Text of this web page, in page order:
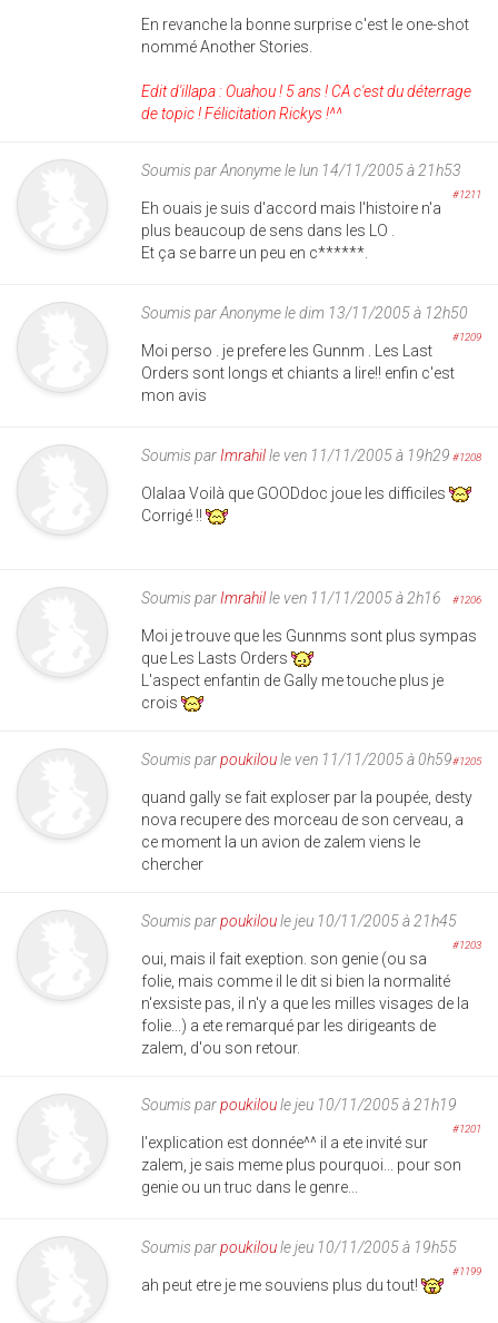
En revanche la bonne surprise c'est le one-shot
nommé Another Stories.
Edit d'illapa : Ouahou ! 5 ans ! CA c'est du déterrage
de topic ! Félicitation Rickys !^^
Soumis parAnonymele lun 14/11/2005 à 21h53
#1211
Eh ouais je suis d'accord mais l'histoire n'a
plus beaucoup de sens dans les LO .
Et ça se barre un peu en c******.
Soumis parAnonymele dim 13/11/2005 à 12h50
#1209
Moi perso . je prefere les Gunnm . Les Last
Orders sont longs et chiants a lire!! enfin c'est
mon avis
Soumis par Imrahille ven 11/11/2005 à 19h29 #1208
Olalaa Voilà que GOODdoc joue les difficiles
Corrigé !!
Soumis par Imrahille ven 11/11/2005 à 2h16 #1206
Moi je trouve que les Gunnms sont plus sympas
que Les Lasts Orders
L'aspect enfantin de Gally me touche plus je
crois
Soumis parpoukiloule ven 11/11/2005 à 0h59#1205
quand gally se fait exploser par la poupée, desty
nova recupere des morceau de son cerveau, a
ce moment la un avion de zalem viens le
chercher
Soumis parpoukiloule jeu 10/11/2005 à 21h45
#1203
oui, mais il fait exeption. son genie (ou sa
folie, mais comme il le dit si bien la normalité
n'exsiste pas, il n'y a que les milles visages de la
folie...) a ete remarqué par les dirigeants de
zalem, d'ou son retour.
Soumis parpoukiloule jeu 10/11/2005 à 21h19
#1201
l'explication est donnée^^ il a ete invité sur
zalem, je sais meme plus pourquoi... pour son
genie ou un truc dans le genre...
Soumis parpoukiloule jeu 10/11/2005 à 19h55
#1199
ah peut etre je me souviens plus du tout!